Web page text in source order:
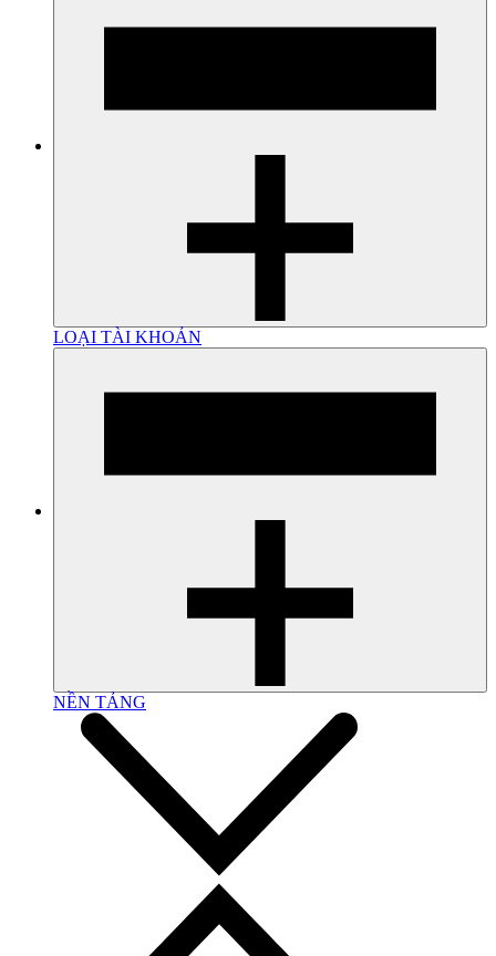
LOẠI TÀI KHOẢN
NỀN TẢNG